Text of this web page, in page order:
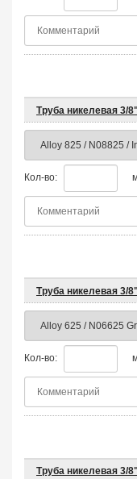
Труба никелевая 3/
Кол-во:
Труба никелевая 3/
Кол-во:
Труба никелевая 3/